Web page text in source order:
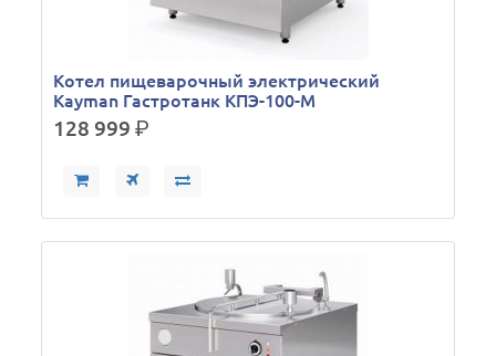
Кoтел пищеварочный электрический
Kayman Гастротанк КПЭ-100-М
128 999р.